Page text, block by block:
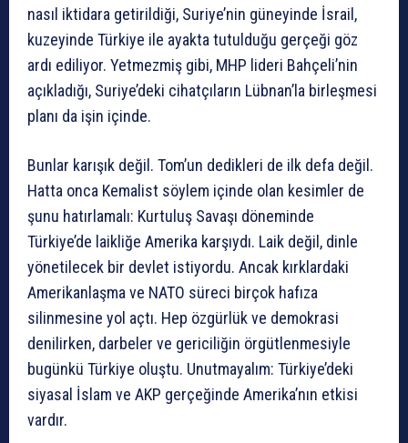
nasıl iktidara getirildiği, Suriye’nin güneyinde İsrail,
kuzeyinde Türkiye ile ayakta tutulduğu gerçeği göz
ardı ediliyor. Yetmezmiş gibi, MHP lideri Bahçeli’nin
açıkladığı, Suriye’deki cihatçıların Lübnan’la birleşmesi
planı da işin içinde.
Bunlar karışık değil. Tom’un dedikleri de ilk defa değil.
Hatta onca Kemalist söylem içinde olan kesimler de
şunu hatırlamalı: Kurtuluş Savaşı döneminde
Türkiye’de laikliğe Amerika karşıydı. Laik değil, dinle
yönetilecek bir devlet istiyordu. Ancak kırklardaki
Amerikanlaşma ve NATO süreci birçok hafıza
silinmesine yol açtı. Hep özgürlük ve demokrasi
denilirken, darbeler ve gericiliğin örgütlenmesiyle
bugünkü Türkiye oluştu. Unutmayalım: Türkiye’deki
siyasal İslam ve AKP gerçeğinde Amerika’nın etkisi
vardır.